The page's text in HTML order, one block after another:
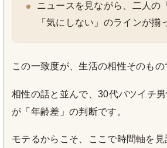
ニュースを見ながら、二人の
「気にしない」のラインが揃
この一致度が、生活の相性そのもの
相性の話と並んで、30代バツイチ
が「年齢差」の判断です。
モテるからこそ、ここで時間軸を